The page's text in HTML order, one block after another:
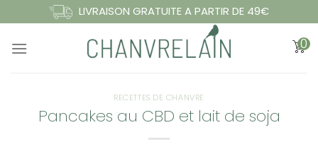
au
contenu
LIVRAISON GRATUITE A PARTIR DE 49€
0
RECETTES DE CHANVRE
Pancakes au CBD et lait de soja